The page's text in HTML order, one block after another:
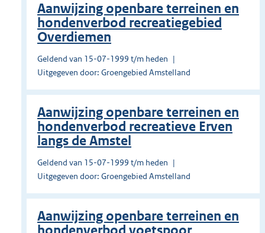
Aanwijzing openbare terreinen en
hondenverbod recreatiegebied
Overdiemen
Geldend van 15-07-1999 t/m heden
Uitgegeven door: Groengebied Amstelland
Aanwijzing openbare terreinen en
hondenverbod recreatieve Erven
langs de Amstel
Geldend van 15-07-1999 t/m heden
Uitgegeven door: Groengebied Amstelland
Aanwijzing openbare terreinen en